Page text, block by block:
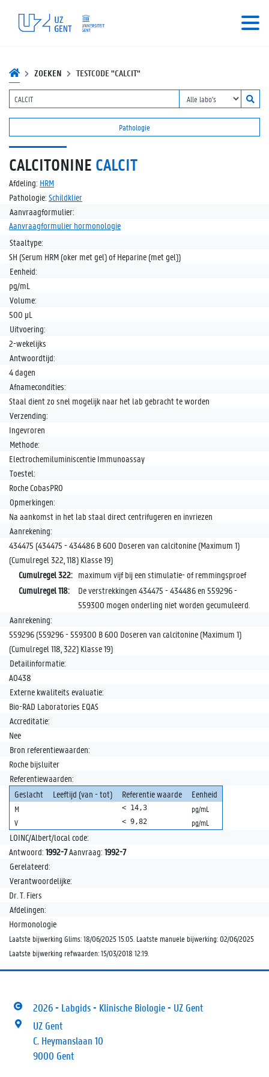
ZOEKEN TESTCODE "CALCIT"
Pathologie
CALCITONINE CALCIT
Afdeling: HRM
Pathologie: Schildklier
Aanvraagformulier:
Aanvraagformulier hormonologie
Staaltype:
SH (Serum HRM (oker met gel) of Heparine (met gel))
Eenheid:
pg/mL
Volume:
500 µL
Uitvoering:
2-wekelijks
Antwoordtijd:
4 dagen
Afnamecondities:
Staal dient zo snel mogelijk naar het lab gebracht te worden
Verzending:
Ingevroren
Methode:
Electrochemiluminiscentie Immunoassay
Toestel:
Roche CobasPRO
Opmerkingen:
Na aankomst in het lab staal direct centrifugeren en invriezen
Aanrekening:
434475 (434475 - 434486 B 600 Doseren van calcitonine (Maximum 1)
(Cumulregel 322, 118) Klasse 19)
Cumulregel 322: maximum vijf bij een stimulatie- of remmingsproef
Cumulregel 118:
De verstrekkingen 434475 - 434486 en 559296 -
559300 mogen onderling niet worden gecumuleerd.
Aanrekening:
559296 (559296 - 559300 B 600 Doseren van calcitonine (Maximum 1)
(Cumulregel 118, 322) Klasse 19)
Detailinformatie:
A0438
Externe kwaliteits evaluatie:
Bio-RAD Laboratories EQAS
Accreditatie:
Nee
Bron referentiewaarden:
Roche bijsluiter
Referentiewaarden:
Geslacht
Leeftijd (van - tot) Referentie waarde Eenheid
M < 14,3
pg/mL
V
< 9,82 pg/mL
LOINC/Albert/local code:
Antwoord: 1992-7Aanvraag: 1992-7
Gerelateerd:
Verantwoordelijke:
Dr. T. Fiers
Afdelingen:
Hormonologie
Laatste bijwerking Glims: 18/06/2025 15:05. Laatste manuele bijwerking: 02/06/2025
Laatste bijwerking refwaarden: 15/03/2018 12:19.
2026 - Labgids - Klinische Biologie - UZ Gent
UZ Gent
C. Heymanslaan 10
9000 Gent